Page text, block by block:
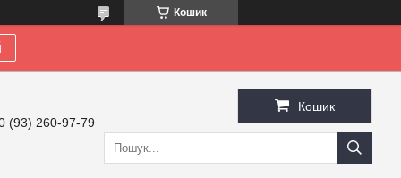
Кошик
(93) 260-97-79
Кошик